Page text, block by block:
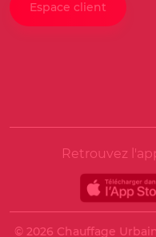
Espace client
Retrouvez
© 2026 Chauffage